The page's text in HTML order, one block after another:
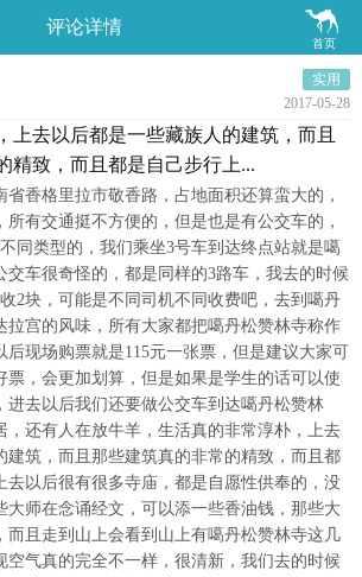

首页
评论详情
实用
2017-05-28
上去以后都是一些藏族人的建筑，而且
精致，而且都是自己步行上...
香格里拉市敬香路，占地面积还算蛮大的，
所有交通挺不方便的，但是也是有公交车的，
同类型的，我们乘坐3号车到达终点站就是噶
交车很奇怪的，都是同样的3路车，我去的时候
2块，可能是不同司机不同收费吧，去到噶丹
拉宫的风味，所有大家都把噶丹松赞林寺称作
后现场购票就是115元一张票，但是建议大家可
票，会更加划算，但是如果是学生的话可以使
进去以后我们还要做公交车到达噶丹松赞林
，还有人在放牛羊，生活真的非常淳朴，上去
建筑，而且那些建筑真的非常的精致，而且都
去以后很有很多寺庙，都是自愿性供奉的，没
大师在念诵经文，可以添一些香油钱，那些大
而且走到山上会看到山上有噶丹松赞林寺这几
空气真的完全不一样，很清新，我们去的时候